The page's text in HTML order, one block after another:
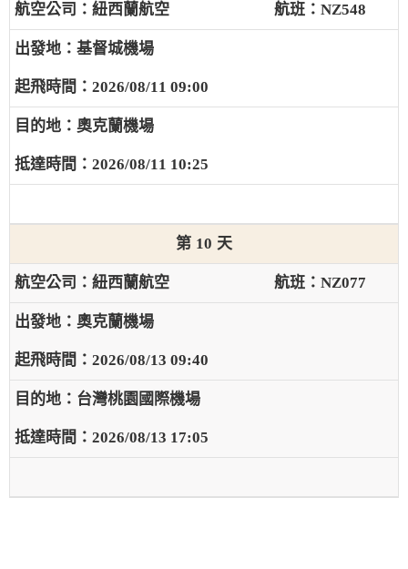
紐西蘭航空 NZ548
基督城機場
2026/08/11 09:00
奧克蘭機場
2026/08/11 10:25
10
紐西蘭航空 NZ077
奧克蘭機場
2026/08/13 09:40
台灣桃園國際機場
2026/08/13 17:05